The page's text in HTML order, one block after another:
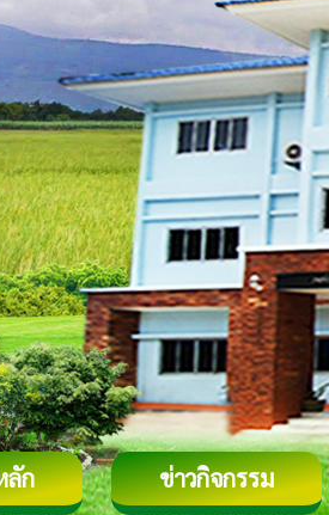
ลัก ข่าวกิจกรรม